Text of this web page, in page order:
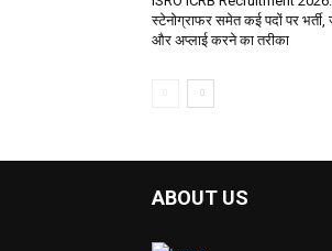
स्टेनोग्राफर समेत कई पदों पर भर्ती,
और अप्लाई करने का तरीका
ABOUT US